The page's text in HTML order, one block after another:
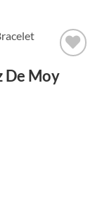
Lägg till i
önskelistan!
De Moy